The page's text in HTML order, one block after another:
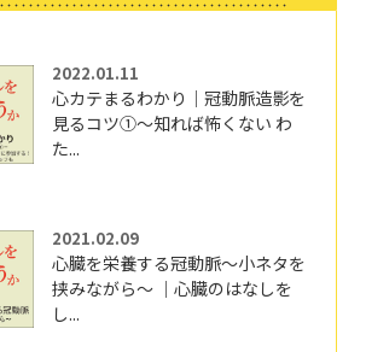
2022.01.11
心カテまるわかり｜冠動脈造影を
見るコツ①～知れば怖くない わ
た...
2021.02.09
心臓を栄養する冠動脈～小ネタを
挟みながら～ ｜心臓のはなしを
し...